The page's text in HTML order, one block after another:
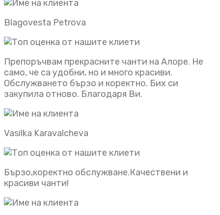
Blagovesta Petrova
Препоръчвам прекрасните чанти на Алоре. Не
само, че са удобни, но и много красиви.
Обслужването бързо и коректно. Бих си
закупила отново. Благодаря Ви.
Vasilka Karavalcheva
Бързо,коректно обслужване.Качествени и
красиви чанти!